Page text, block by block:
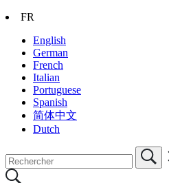
FR
English
German
French
Italian
Portuguese
Spanish
简体中文
Dutch